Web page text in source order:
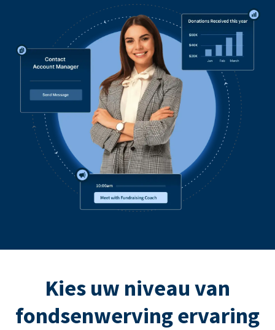
Kies uw niveau van
fondsenwerving ervaring